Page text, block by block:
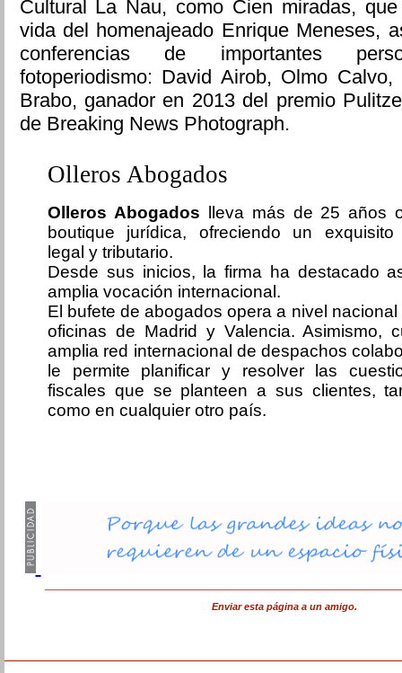
Cultural La Nau, como Cien miradas,
vida del homenajeado Enrique Meneses,
conferencias de importantes
fotoperiodismo: David Airob, Olmo
Brabo, ganador en 2013 del premio
de Breaking News Photograph.
Olleros Abogados
Olleros Abogados lleva más de 25 años
boutique jurídica, ofreciendo un exquisito
legal y tributario.
Desde sus inicios, la firma ha destacado
amplia vocación internacional.
El bufete de abogados opera a nivel
oficinas de Madrid y Valencia. Asimismo,
amplia red internacional de despachos
le permite planificar y resolver las
fiscales que se planteen a sus clientes,
como en cualquier otro país.
Enviar esta página a un amigo.